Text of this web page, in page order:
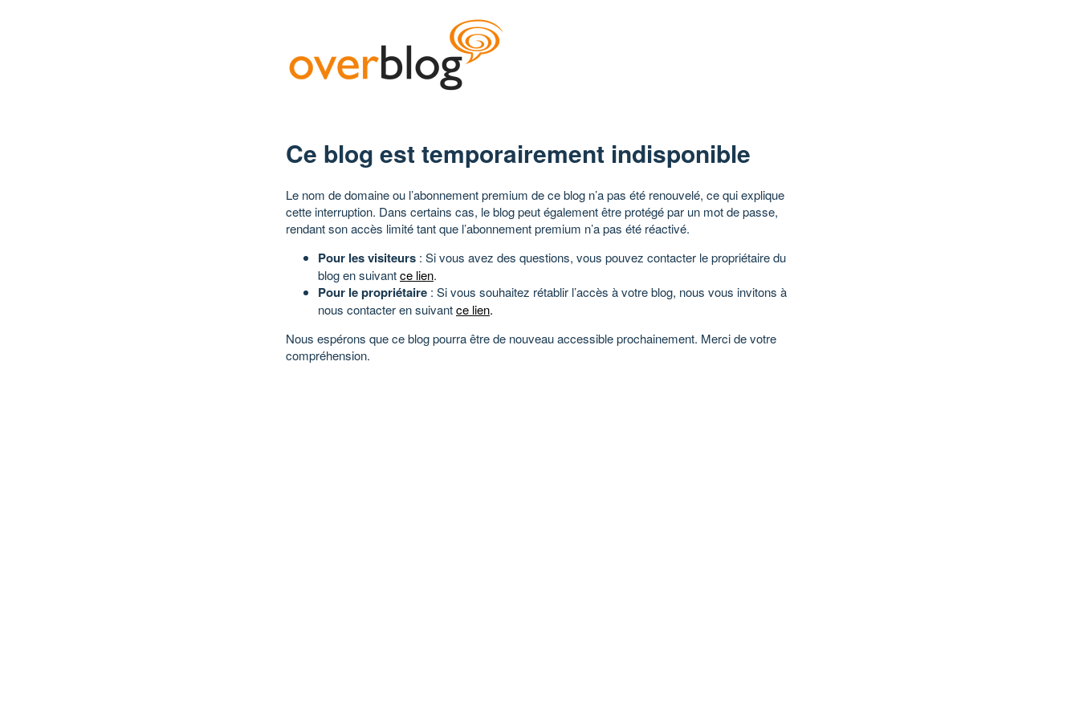
Ce blog est temporairement indisponible
Le nom de domaine ou l’abonnement premium de ce blog n’a pas été renouvelé, ce qui explique
cette interruption. Dans certains cas, le blog peut également être protégé par un mot de passe,
rendant son accès limité tant que l’abonnement premium n’a pas été réactivé.
Pour les visiteurs : Si vous avez des questions, vous pouvez contacter le propriétaire du
blog en suivantce lien.
Pour le propriétaire : Si vous souhaitez rétablir l’accès à votre blog, nous vous invitons à
nous contacter en suivantce lien.
Nous espérons que ce blog pourra être de nouveau accessible prochainement. Merci de votre
compréhension.